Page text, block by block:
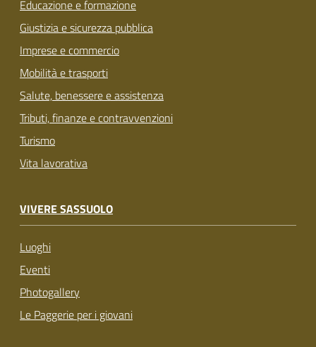
Educazione e formazione
Giustizia e sicurezza pubblica
Imprese e commercio
Mobilità e trasporti
Salute, benessere e assistenza
Tributi, finanze e contravvenzioni
Turismo
Vita lavorativa
VIVERE SASSUOLO
Luoghi
Eventi
Photogallery
Le Paggerie per i giovani